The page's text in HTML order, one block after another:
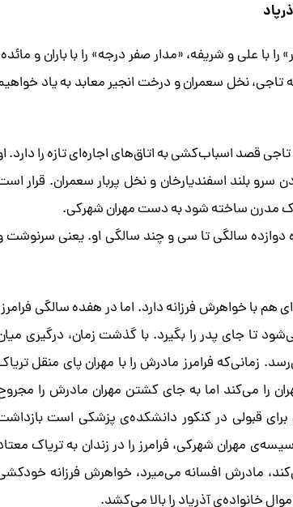
علی و شریفه، «مدار صفر درجه» را با باران و
تاجی، نخل سعمران و درخت انجیر معابد به یاد
قصد اسباب‌کشی به اتاق‌های اجاره‌ای تازه را دارد.
سرو بلند اسفندیارخان و نخل پربار سعمران. قرار
مدرن ساخته شود به دست مهران شهرکی.
سالگی تا سی و چند سالگی او. یعنی سرنوشت
هم با خواهرش فرزانه دارد. اما در هفده سالگی
تا جای پدر را بگیرد. با گذشت زمان، درگیری
زمانی‌که فرامرز مادرش را با مهران پای منقل
را می‌کند اما به جای کشتن مهران مادرش را
قبولی در کنکور دانشکده‌ی پزشکی است
مهران شهرکی، فرامرز را در زندان به تریاک
مادرش افسانه می‌میرد، خواهرش فرزانه
خانواده‌ی آذرپاد را بالا می‌کشد.